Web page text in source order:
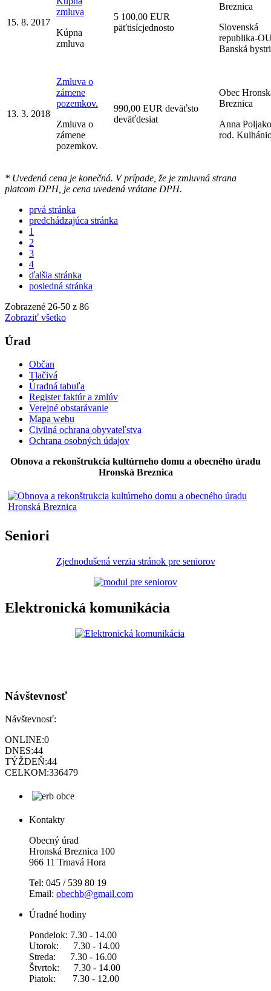
15. 8. 2017
zmluva
Kúpna
zmluva
5 100,00 EUR
päťtisícjednosto
Breznica
Slovenská
republika-
Banská
13. 3. 2018
Zmluva o
zámene
pozemkov.
Zmluva o
zámene
pozemkov.
990,00 EUR deväťsto
deväťdesiat
Obec
Breznica
Anna
rod.
* Uvedená cena je konečná. V prípade, že je zmluvná strana
platcom DPH, je cena uvedená vrátane DPH.
prvá stránka
predchádzajúca stránka
1
2
3
4
ďalšia stránka
posledná stránka
Zobrazené 26-50 z 86
Zobraziť všetko
Úrad
Občan
Tlačivá
Úradná tabuľa
Register faktúr a zmlúv
Verejné obstarávanie
Mapa webu
Civilná ochrana obyvateľstva
Ochrana osobných údajov
Obnova a rekonštrukcia kultúrneho domu a obecného úradu
Hronská Breznica
Seniori
Zjednodušená verzia stránok pre seniorov
Elektronická komunikácia
Návštevnosť
Návštevnosť:
ONLINE:0
DNES:44
TÝŽDEŇ:44
CELKOM:336479
Kontakty
Obecný úrad
Hronská Breznica 100
966 11 Trnavá Hora
Tel: 045 / 539 80 19
Email: obechb@gmail.com
Úradné hodiny
Pondelok: 7.30 - 14.00
Utorok: 7.30 - 14.00
Streda: 7.30 - 16.00
Štvrtok: 7.30 - 14.00
Piatok: 7.30 - 12.00